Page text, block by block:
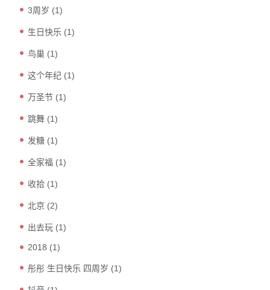
3周岁 (1)
生日快乐 (1)
鸟巢 (1)
这个年纪 (1)
万圣节 (1)
跳舞 (1)
发糖 (1)
全家福 (1)
收拾 (1)
北京 (2)
出去玩 (1)
2018 (1)
彤彤 生日快乐 四周岁 (1)